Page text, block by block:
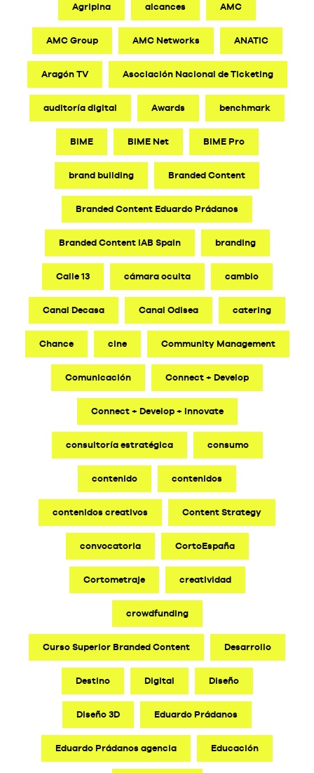
Agripina alcances AMC
AMC Group AMC Networks ANATIC
Aragón TV Asociación Nacional de Ticketing
auditoría digital Awards benchmark
BIME BIME Net BIME Pro
brand building Branded Content
Branded Content Eduardo Prádanos
Branded Content IAB Spain branding
Calle 13 cámara oculta cambio
Canal Decasa Canal Odisea catering
Chance cine Community Management
Comunicación Connect + Develop
Connect + Develop + Innovate
consultoría estratégica consumo
contenido contenidos
contenidos creativos Content Strategy
convocatoria CortoEspaña
Cortometraje creatividad
crowdfunding
Curso Superior Branded Content Desarrollo
Destino Digital Diseño
Diseño 3D Eduardo Prádanos
Eduardo Prádanos agencia Educación